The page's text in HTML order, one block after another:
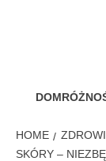
DOM
HOME
SKÓRY –